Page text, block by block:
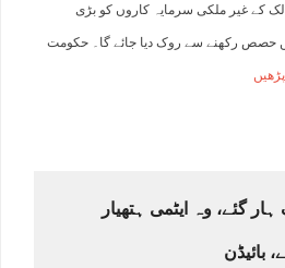
کے غیر ملکی سرمایہ کاروں کو بڑی
حصص رکھنے سے روک دیا جائے گا۔ حکومت
گئے، وہ ایٹمی ہتھیار
بائیڈن